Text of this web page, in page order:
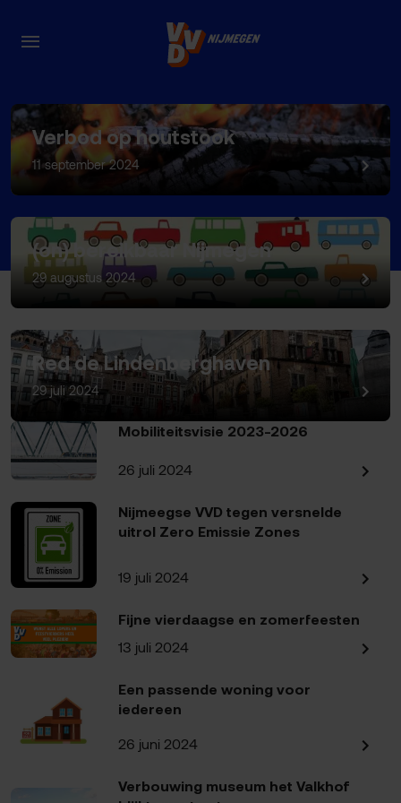
Nieuws
Verbod op houtstook
11 september 2024
(on) bereikbaar Nijmegen
29 augustus 2024
Red de Lindenberghaven
29 juli 2024
Mobiliteitsvisie 2023-2026
26 juli 2024
Nijmeegse VVD tegen versnelde
uitrol Zero Emissie Zones
19 juli 2024
Fijne vierdaagse en zomerfeesten
13 juli 2024
Een passende woning voor
iedereen
26 juni 2024
Verbouwing museum het Valkhof